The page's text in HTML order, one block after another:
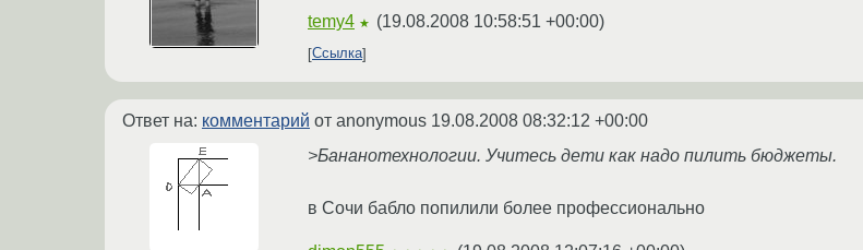
temy4 ★ (19.08.2008 10:58:51 +00:00)
Ссылка
Ответ на: комментарий от anonymous 19.08.2008 08:32:12 +00:00
>Бананотехнологии. Учитесь дети как надо пилить бюджеты.
в Сочи бабло попилили более профессионально